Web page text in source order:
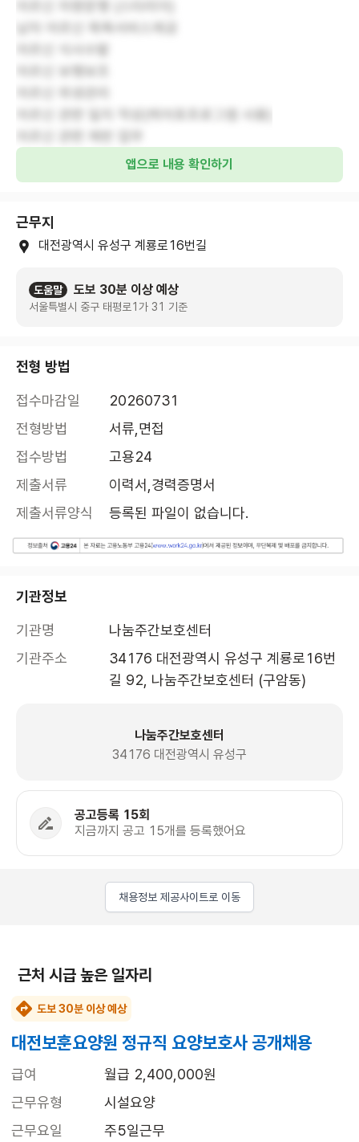
앱으로 내용 확인하기
근무지
대전광역시 유성구 계룡로16번길
도움말 도보 30분 이상 예상
서울특별시 중구 태평로1가 31 기준
전형 방법
접수마감일
20260731
전형방법
서류,면접
접수방법
고용24
제출서류
이력서,경력증명서
제출서류양식
등록된 파일이 없습니다.
기관정보
기관명
나눔주간보호센터
기관주소
34176 대전광역시 유성구 계룡로16번
길 92, 나눔주간보호센터 (구암동)
나눔주간보호센터
34176 대전광역시 유성구
공고등록 15회
지금까지 공고 15개를 등록했어요
채용정보 제공사이트로 이동
근처 시급 높은 일자리
도보 30분 이상 예상
대전보훈요양원 정규직 요양보호사 공개채용
급여
월급 2,400,000원
근무유형
시설요양
근무요일
주5일근무